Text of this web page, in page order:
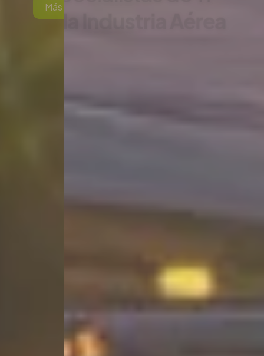
Más Información...